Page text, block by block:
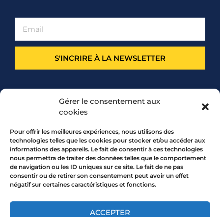
Gérer le consentement aux
cookies
Pour offrir les meilleures expériences, nous utilisons des
technologies telles que les cookies pour stocker et/ou accéder aux
informations des appareils. Le fait de consentir à ces technologies
nous permettra de traiter des données telles que le comportement
de navigation ou les ID uniques sur ce site. Le fait de ne pas
consentir ou de retirer son consentement peut avoir un effet
négatif sur certaines caractéristiques et fonctions.
ACCEPTER
S'INCRIRE À LA NEWSLETTER